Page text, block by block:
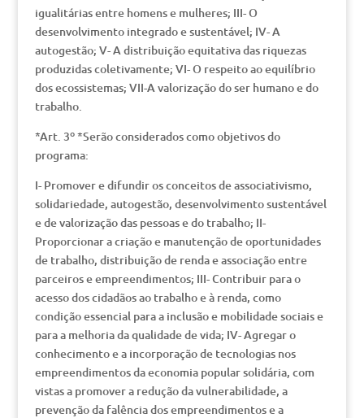
igualitárias entre homens e mulheres; III- O
desenvolvimento integrado e sustentável; IV- A
autogestão; V- A distribuição equitativa das riquezas
produzidas coletivamente; VI- O respeito ao equilíbrio
dos ecossistemas; VII-A valorização do ser humano e do
trabalho.
*Art. 3º *Serão considerados como objetivos do
programa:
I- Promover e difundir os conceitos de associativismo,
solidariedade, autogestão, desenvolvimento sustentável
e de valorização das pessoas e do trabalho; II-
Proporcionar a criação e manutenção de oportunidades
de trabalho, distribuição de renda e associação entre
parceiros e empreendimentos; III- Contribuir para o
acesso dos cidadãos ao trabalho e à renda, como
condição essencial para a inclusão e mobilidade sociais e
para a melhoria da qualidade de vida; IV- Agregar o
conhecimento e a incorporação de tecnologias nos
empreendimentos da economia popular solidária, com
vistas a promover a redução da vulnerabilidade, a
prevenção da falência dos empreendimentos e a